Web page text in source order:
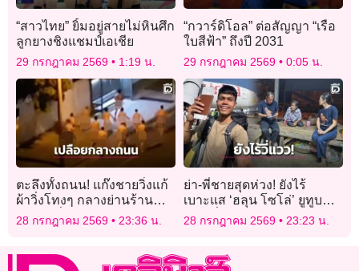
“สาวไทย” ยิ้มอยู่สายไม่หินศึก
ลูกยางชิงแชมป์เอเชีย
29 กรกฎาคม 2569 1:19 น.
“กวาร์ดิโอล” ต่อสัญญา “เรือ
ใบสีฟ้า” ถึงปี 2031
29 กรกฎาคม 2569 0:05 น.
ตะลึงทั้งถนน! แก๊งชายวิ่งแก้
ผ้าวิ่งโทงๆ กลางย่านร้าน
อาหารชื่อดังในออสเตรเลีย
28 กรกฎาคม 2569 23:36 น.
ย่า-พี่ชายสุดห่วง! ยังไร้
เบาะแส ‘ฮลุน โซโล่’ ยูทูบ
เบอร์ชื่อดังหายตัวปริศนา
จอร์เจีย
28 กรกฎาคม 2569 23:23 น.